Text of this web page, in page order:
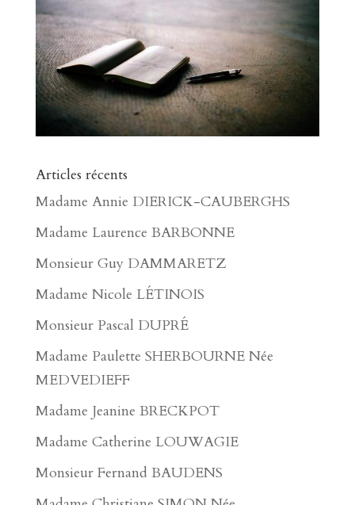
Articles récents
Madame Annie DIERICK-CAUBERGHS
Madame Laurence BARBONNE
Monsieur Guy DAMMARETZ
Madame Nicole LÉTINOIS
Monsieur Pascal DUPRÉ
Madame Paulette SHERBOURNE Née
MEDVEDIEFF
Madame Jeanine BRECKPOT
Madame Catherine LOUWAGIE
Monsieur Fernand BAUDENS